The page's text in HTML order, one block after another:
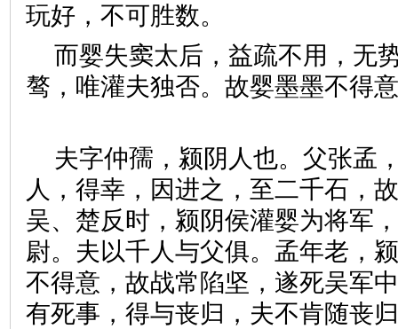
玩好，不可胜数。
而婴失窦太后，益疏不用，无
骜，唯灌夫独否。故婴墨墨不
夫字仲孺，颍阴人也。父张孟
人，得幸，因进之，至二千石，
吴、楚反时，颍阴侯灌婴为将军
尉。夫以千人与父俱。孟年老，
不得意，故战常陷坚，遂死吴军
有死事，得与丧归，夫不肯随丧